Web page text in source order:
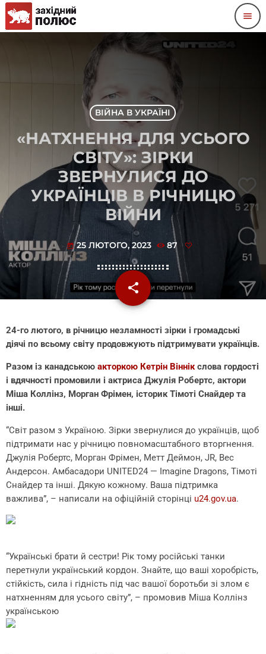
menu
ВІЙНА В УКРАЇНІ
«НАТХНЕННЯ ДЛЯ УСЬОГО
СВІТУ»: ЗІРКИ
ЗВЕРНУЛИСЯ ДО
УКРАЇНЦІВ В РІЧНИЦЮ
ВІЙНИ
today 25 ЛЮТОГО, 2023 87
share
email
24-го лютого, в річницю незламності зірки і громадські
діячі по всьому світу продовжують підтримувати українців.
Разом із канадською акторкою Кетрін Віннікслова гордості
і вдячності промовили і актриса Джулія Робертс, актори
Міша Коллінз, Морган Фрімен, історик Тімоті Снайдер та
інші.
“Світ разом з Україною. Зірки звернулися до українців, щоб
підтримати нас у річницю повномасштабного вторгнення.
Джулія Робертс, Морган Фрімен, Метт Деймон, JR, Вес
Андерсон. Амбасадори UNITED24 — Imagine Dragons, Тімоті
Снайдер та інші. Дякую кожному. Ваша підтримка
важлива”, – написали на офіційній сторінці u24.gov.ua.
“Українські брати й сестри! Рік тому російські танки
перетнули український кордон. Знайте, що ваші хоробрість,
стійкість, сила і гідність під час вашої боротьби зі злом є
натхненням для усього світу”, – промовив Міша Коллінз
українською